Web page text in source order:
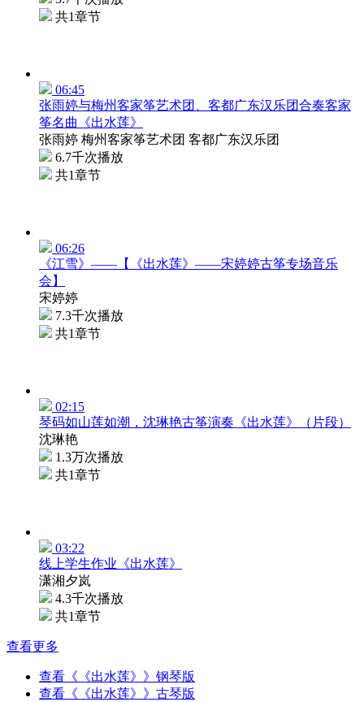
共1章节
06:45
张雨婷与梅州客家筝艺术团、客都广东汉乐团合奏客家
筝名曲《出水莲》
张雨婷 梅州客家筝艺术团 客都广东汉乐团
6.7千次播放
共1章节
06:26
《江雪》——【《出水莲》——宋婷婷古筝专场音乐
会】
宋婷婷
7.3千次播放
共1章节
02:15
琴码如山莲如潮，沈琳艳古筝演奏《出水莲》（片段）
沈琳艳
1.3万次播放
共1章节
03:22
线上学生作业《出水莲》
潇湘夕岚
4.3千次播放
共1章节
查看更多
查看《《出水莲》》钢琴版
查看《《出水莲》》古琴版